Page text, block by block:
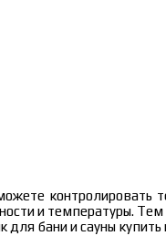
контролировать
и температуры.
бани и сауны